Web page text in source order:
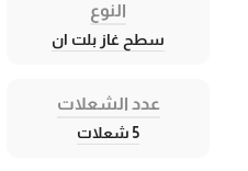
النوع
سطح غاز بلت ان
عدد الشعلات
5 شعلات